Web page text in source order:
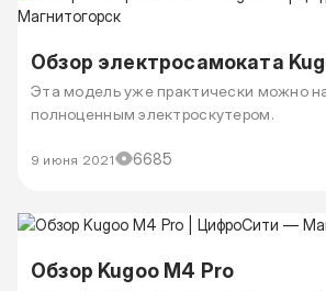
Обзор электросамоката
Эта модель уже практически можно
полноценным электроскутером.
9 июня 2021 6685
Обзор Kugoo M4 Pro